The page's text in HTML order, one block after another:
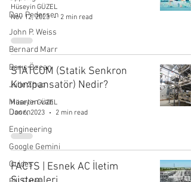
Dan Pedersen
John P. Weiss
Bernard Marr
Barış Özcan
Julie Zhuo
Maarten van
Doorn
Engineering
Google Gemini
Guides
Hüseyin GÜZEL
Nov 12, 2023
2 min read
STATCOM (Statik Senkron
Kompansatör) Nedir?
Hüseyin GÜZEL
Jan 6, 2023
2 min read
FACTS | Esnek AC İletim